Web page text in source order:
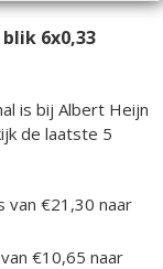
6x0,33
is bij Albert Heijn
de laatste 5
van €21,30 naar
€10,65 naar